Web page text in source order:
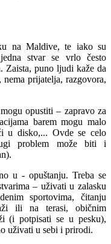
na Maldive, te iako su
stvar se vrlo često
Zaista, puno ljudi kaže da
nema prijatelja, razgovora,
opustiti – zapravo za
barem mogu malo
u disko,... Ovde se celo
problem može biti i
u - opuštanju. Treba se
– uživati u zalasku
sportovima, čitanju
ili na terasi, običnim
(i potpisati se u pesku),
uživati u sebi i prirodi.